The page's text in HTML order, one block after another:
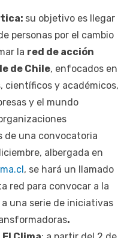
su objetivo es llegar
personas por el cambio
la red de acción
de Chile, enfocados en
científicos y académicos,
y el mundo
de una convocatoria
albergada en
, se hará un llamado
red para convocar a la
una serie de iniciativas
.